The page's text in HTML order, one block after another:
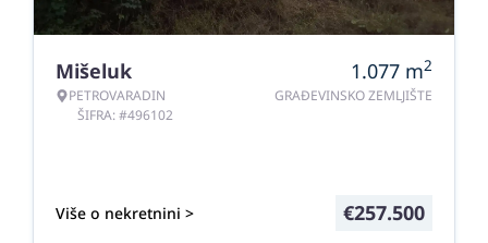
Mišeluk
PETROVARADIN
ŠIFRA: #496102
1.077 m2
GRAĐEVINSKO ZEMLJIŠTE
Više o nekretnini > €257.500